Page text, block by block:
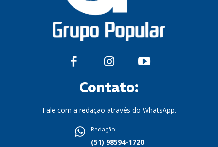
Contato:
Fale com a redação através do WhatsApp.
Redação:
(51) 98594-1720